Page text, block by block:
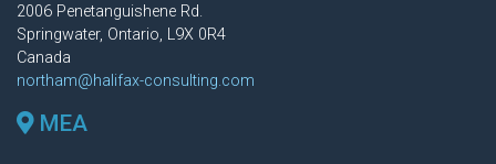
2006 Penetanguishene Rd.
Springwater, Ontario, L9X 0R4
Canada
northam@halifax-consulting.com
MEA